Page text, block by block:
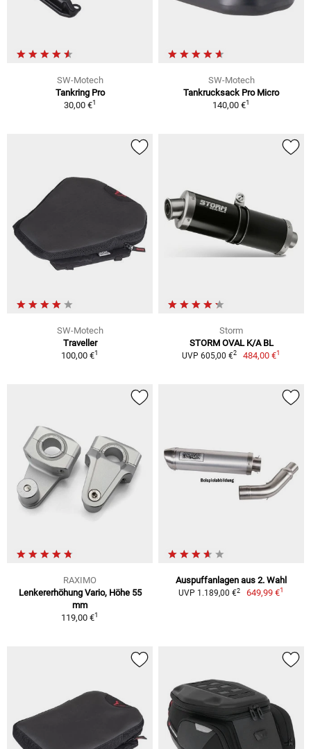
SW-Motech
Tankring Pro
30,00 €1
SW-Motech
Tankrucksack Pro Micro
140,00 €1
SW-Motech
Traveller
100,00 €1
Storm
STORM OVAL K/A BL
UVP 605,00 €2 484,00 €1
RAXIMO
Lenkererhöhung Vario, Höhe 55
mm
119,00 €1
Auspuffanlagen aus 2. Wahl
UVP 1.189,00 €2 649,99 €1